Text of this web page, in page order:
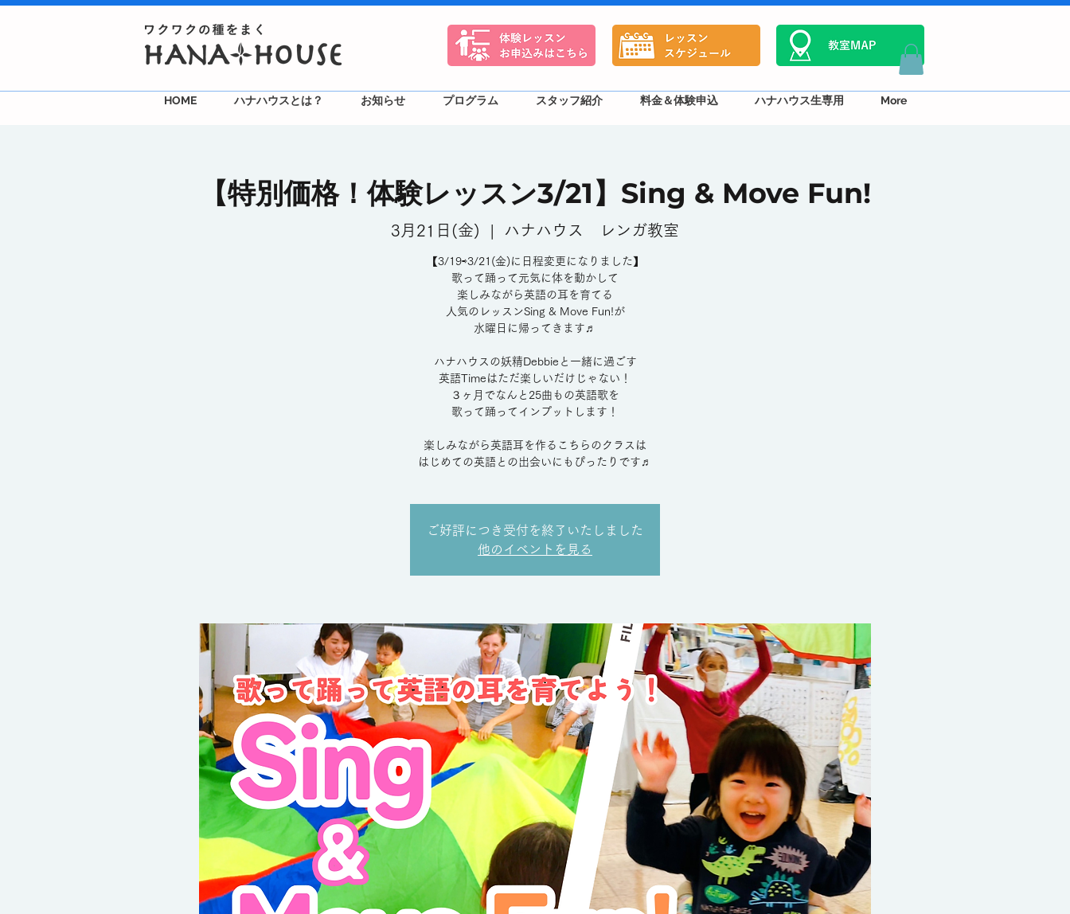
HOME ハナハウスとは？ お知らせ プログラム スタッフ紹介 料金＆体験申込 ハナハウス生専用 More
【特別価格！体験レッスン3/21】Sing & Move Fun!
3月21日(金) ハナハウス レンガ教室
【3/19⇨3/21(金)に日程変更になりました】
歌って踊って元気に体を動かして
楽しみながら英語の耳を育てる
人気のレッスンSing & Move Fun!が
水曜日に帰ってきます♬
ハナハウスの妖精Debbieと一緒に過ごす
英語Timeはただ楽しいだけじゃない！
３ヶ月でなんと25曲もの英語歌を
歌って踊ってインプットします！
楽しみながら英語耳を作るこちらのクラスは
はじめての英語との出会いにもぴったりです♬
ご好評につき受付を終了いたしました
他のイベントを見る